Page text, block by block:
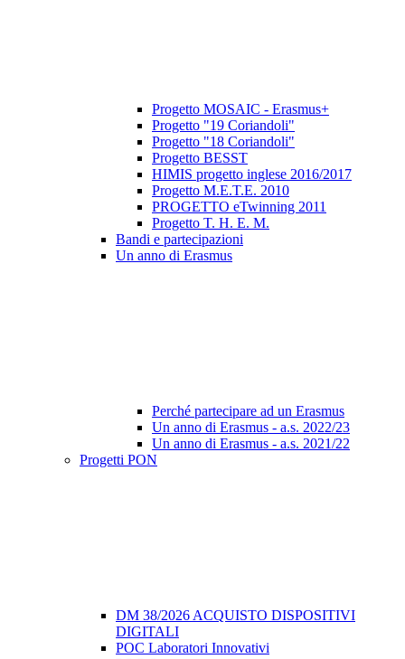
Progetto MOSAIC - Erasmus+
Progetto "19 Coriandoli"
Progetto "18 Coriandoli"
Progetto BESST
HIMIS progetto inglese 2016/2017
Progetto M.E.T.E. 2010
PROGETTO eTwinning 2011
Progetto T. H. E. M.
Bandi e partecipazioni
Un anno di Erasmus
Perché partecipare ad un Erasmus
Un anno di Erasmus - a.s. 2022/23
Un anno di Erasmus - a.s. 2021/22
Progetti PON
DM 38/2026 ACQUISTO DISPOSITIVI
DIGITALI
POC Laboratori Innovativi